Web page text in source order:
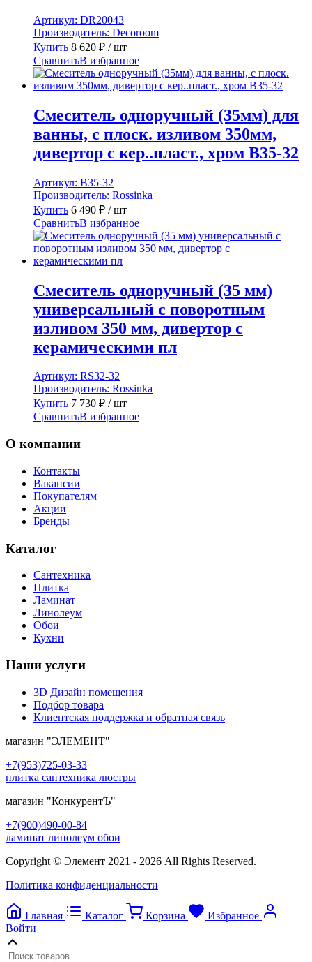
Артикул: DR20043
Производитель: Decoroom
Купить 8 620 ₽ / шт
СравнитьВ избранное
Смеситель одноручный (35мм) для
ванны, с плоск. изливом 350мм,
дивертор с кер..пласт., хром B35-32
Артикул: B35-32
Производитель: Rossinka
Купить 6 490 ₽ / шт
СравнитьВ избранное
Смеситель одноручный (35 мм)
универсальный с поворотным
изливом 350 мм, дивертор с
керамическими пл
Артикул: RS32-32
Производитель: Rossinka
Купить 7 730 ₽ / шт
СравнитьВ избранное
О компании
Контакты
Вакансии
Покупателям
Акции
Бренды
Каталог
Сантехника
Плитка
Ламинат
Линолеум
Обои
Кухни
Наши услуги
3D Дизайн помещения
Подбор товара
Клиентская поддержка и обратная связь
магазин "ЭЛЕМЕНТ"
+7(953)725-03-33
плитка сантехника люстры
магазин "КонкурентЪ"
+7(900)490-00-84
ламинат линолеум обои
Copyright © Элемент 2021 - 2026 All Rights Reserved.
Политика конфиденциальности
Главная Каталог Корзина
Избранное
Войти
вверх